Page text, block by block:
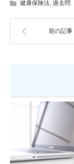
健康保険法, 過去問
前の記事